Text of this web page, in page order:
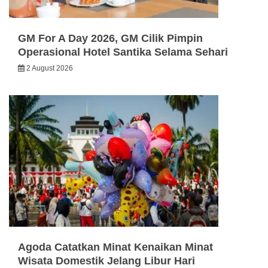
GM For A Day 2026, GM Cilik Pimpin
Operasional Hotel Santika Selama Sehari
2 August 2026
Agoda Catatkan Minat Kenaikan Minat
Wisata Domestik Jelang Libur Hari